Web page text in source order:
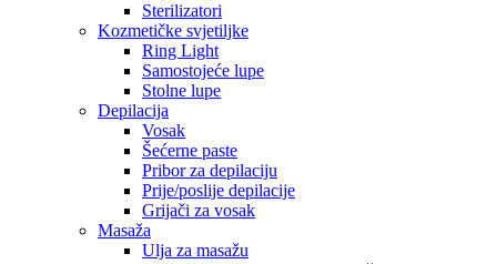
Sterilizatori
Kozmetičke svjetiljke
Ring Light
Samostojeće lupe
Stolne lupe
Depilacija
Vosak
Šećerne paste
Pribor za depilaciju
Prije/poslije depilacije
Grijači za vosak
Masaža
Ulja za masažu